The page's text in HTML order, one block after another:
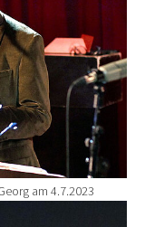
am 4.7.2023